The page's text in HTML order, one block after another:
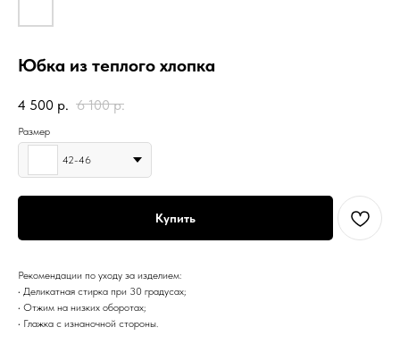
Юбка из теплого хлопка
4 500 р. 6 100 р.
Размер
42-46
Купить
Рекомендации по уходу за изделием:
• Деликатная стирка при 30 градусах;
• Отжим на низких оборотах;
• Глажка с изнаночной стороны.